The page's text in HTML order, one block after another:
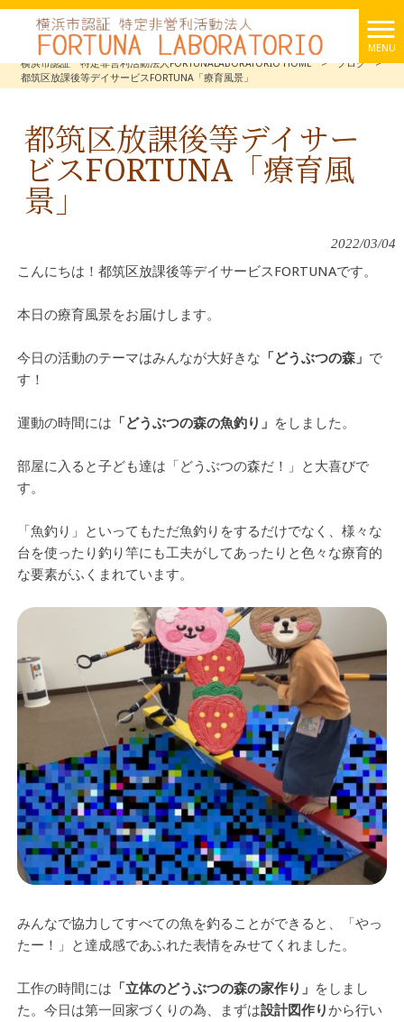
MENU
横浜市認証 特定非営利活動法人FORTUNALABORATORIO HOME
> ブログ
>
都筑区放課後等デイサービスFORTUNA「療育風景」
都筑区放課後等デイサー
ビスFORTUNA「療育風
景」
2022/03/04
こんにちは！都筑区放課後等デイサービスFORTUNAです。
本日の療育風景をお届けします。
今日の活動のテーマはみんなが大好きな 「どうぶつの森」 で
す！
運動の時間には 「どうぶつの森の魚釣り」 をしました。
部屋に入ると子ども達は「どうぶつの森だ！」と大喜びで
す。
「魚釣り」といってもただ魚釣りをするだけでなく、様々な
台を使ったり釣り竿にも工夫がしてあったりと色々な療育的
な要素がふくまれています。
みんなで協力してすべての魚を釣ることができると、「やっ
たー！」と達成感であふれた表情をみせてくれました。
工作の時間には 「立体のどうぶつの森の家作り」 をしまし
た。今日は第一回家づくりの為、まずは設計図作りから行い